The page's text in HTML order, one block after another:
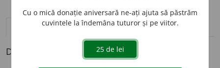
definiții (1) pronunțievolume_up (50)
Definiția cu ID-ul 1123820:
Cu o mică donație aniversară ne-ați ajuta să păstrăm
cuvintele la îndemâna tuturor și pe viitor.